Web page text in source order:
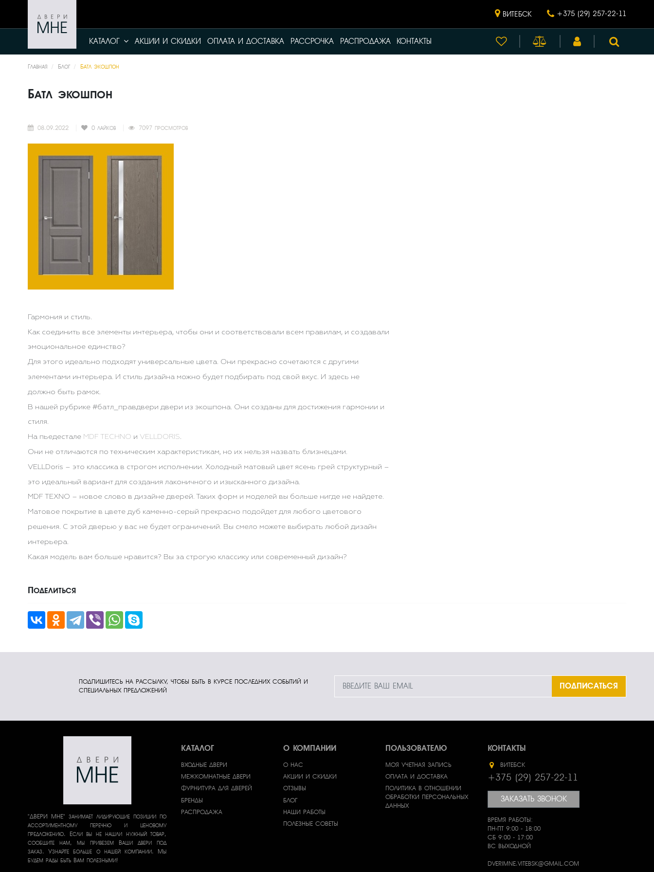
ВИТЕБСК +375 (29) 257-22-11
КАТАЛОГ АКЦИИ И СКИДКИ ОПЛАТА И ДОСТАВКА РАССРОЧКА РАСПРОДАЖА КОНТАКТЫ
Главная Блог Батл экошпон
Батл экошпон
08.09.2022 0 лайков 7097 просмотров
Гармония и стиль.
Как соединить все элементы интерьера, чтобы они и соответствовали всем правилам, и создавали
эмоциональное единство?
Для этого идеально подходят универсальные цвета. Они прекрасно сочетаются с другими
элементами интерьера. И стиль дизайна можно будет подбирать под свой вкус. И здесь не
должно быть рамок.
В нашей рубрике #батл_правдвери двери из экошпона. Они созданы для достижения гармонии и
стиля.
На пьедестале MDF TECHNO и VELLDORIS.
Они не отличаются по техническим характеристикам, но их нельзя назвать близнецами.
VELLDoris – это классика в строгом исполнении. Холодный матовый цвет ясень грей структурный –
это идеальный вариант для создания лаконичного и изысканного дизайна.
MDF TEXNO – новое слово в дизайне дверей. Таких форм и моделей вы больше нигде не найдете.
Матовое покрытие в цвете дуб каменно-серый прекрасно подойдет для любого цветового
решения. С этой дверью у вас не будет ограничений. Вы смело можете выбирать любой дизайн
интерьера.
Какая модель вам больше нравится? Вы за строгую классику или современный дизайн?
Поделиться
ПОДПИШИТЕСЬ НА РАССЫЛКУ, ЧТОБЫ БЫТЬ В КУРСЕ ПОСЛЕДНИХ СОБЫТИЙ И
СПЕЦИАЛЬНЫХ ПРЕДЛОЖЕНИЙ
ПОДПИСАТЬСЯ
КАТАЛОГ
ВХОДНЫЕ ДВЕРИ
МЕЖКОМНАТНЫЕ ДВЕРИ
ФУРНИТУРА ДЛЯ ДВЕРЕЙ
БРЕНДЫ
РАСПРОДАЖА
О КОМПАНИИ
О НАС
АКЦИИ И СКИДКИ
ОТЗЫВЫ
БЛОГ
НАШИ РАБОТЫ
ПОЛЕЗНЫЕ СОВЕТЫ
ПОЛЬЗОВАТЕЛЮ
МОЯ УЧЕТНАЯ ЗАПИСЬ
ОПЛАТА И ДОСТАВКА
ПОЛИТИКА В ОТНОШЕНИИ
ОБРАБОТКИ ПЕРСОНАЛЬНЫХ
ДАННЫХ
КОНТАКТЫ
ВИТЕБСК
+375 (29) 257-22-11
ЗАКАЗАТЬ ЗВОНОК
ВРЕМЯ РАБОТЫ:
ПН-ПТ 9:00 - 18:00
СБ 9:00 - 17:00
ВС ВЫХОДНОЙ
DVERIMNE.VITEBSK@GMAIL.COM
"ДВЕРИ МНЕ" занимает лидирующие позиции по
ассортиментному перечню и ценовому
предложению. Если вы не нашли нужный товар,
сообщите нам, мы привезем Ваши двери под
заказ. Узнайте больше о нашей компании. Мы
будем рады быть Вам полезными!